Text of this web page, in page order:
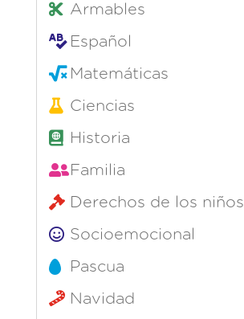
Armables
Español
Matemáticas
Ciencias
Historia
Familia
Derechos de los niños
Socioemocional
Pascua
Navidad